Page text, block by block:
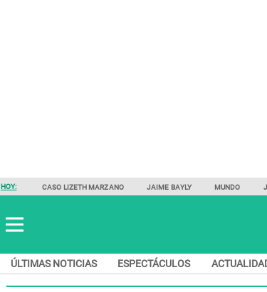
HOY: CASO LIZETH MARZANO JAIME BAYLY MUNDO
ÚLTIMAS NOTICIAS ESPECTÁCULOS